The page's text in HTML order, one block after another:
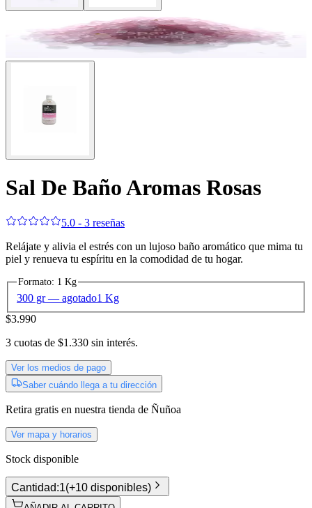
Sal De Baño Aromas Rosas
5.0 - 3 reseñas
Relájate y alivia el estrés con un lujoso baño aromático que mima tu
piel y renueva tu espíritu en la comodidad de tu hogar.
Formato: 1 Kg
300 gr— agotado1 Kg
$3.990
3 cuotas de $1.330 sin interés.
Ver los medios de pago
Saber cuándo llega a tu dirección
Retira gratis en nuestra tienda de Ñuñoa
Ver mapa y horarios
Stock disponible
Cantidad:1(+10 disponibles)